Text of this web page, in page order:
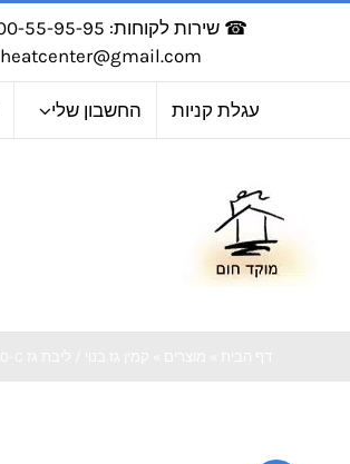
☎ שירות לקוחות: 1-700-55-95-95
heatcenter@gmail.com
עגלת קניות החשבון שלי